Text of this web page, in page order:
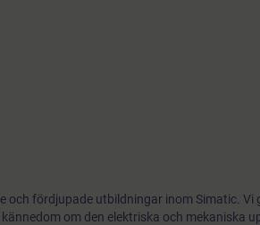
och fördjupade utbildningar inom Simatic. Vi
om den elektriska och mekaniska